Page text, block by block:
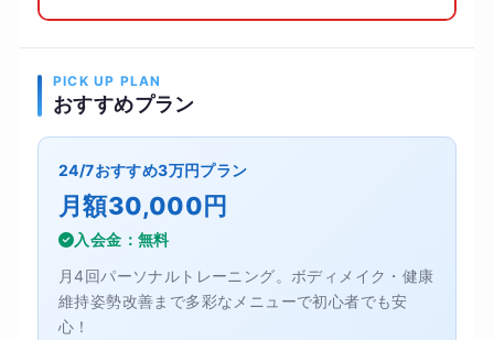
PICK UP PLAN
おすすめプラン
24/7おすすめ3万円プラン
月額30,000円
入会金：無料
月4回パーソナルトレーニング。ボディメイク・健康
維持姿勢改善まで多彩なメニューで初心者でも安
心！